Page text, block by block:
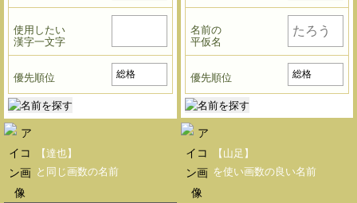
使用したい
漢字一文字
優先順位
名前の
平仮名
優先順位
【達也】
と同じ画数の名前
【山足】
を使い画数の良い名前